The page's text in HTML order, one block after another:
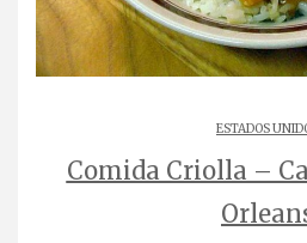
ESTADOS
Comida Criolla –